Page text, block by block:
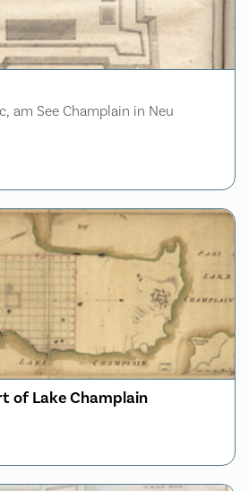
am See Champlain in Neu
of Lake Champlain